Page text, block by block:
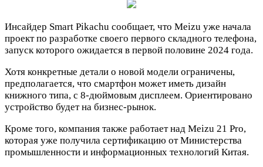
Инсайдер Smart Pikachu сообщает, что Meizu уже начала
проект по разработке своего первого складного телефона,
запуск которого ожидается в первой половине 2024 года.
Хотя конкретные детали о новой модели ограничены,
предполагается, что смартфон может иметь дизайн
книжного типа, с 8-дюймовым дисплеем. Ориентировано
устройство будет на бизнес-рынок.
Кроме того, компания также работает над Meizu 21 Pro,
которая уже получила сертификацию от Министерства
промышленности и информационных технологий Китая.